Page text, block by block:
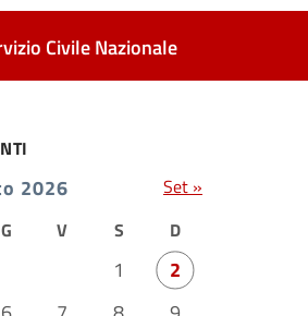
Civile Nazionale
2026
G V S D
1
2
Set »